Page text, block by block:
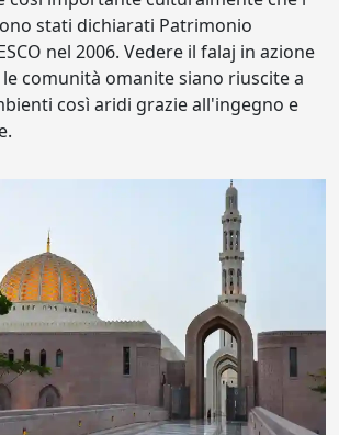
stati dichiarati Patrimonio
nel 2006. Vedere il falaj in azione
comunità omanite siano riuscite a
così aridi grazie all'ingegno e